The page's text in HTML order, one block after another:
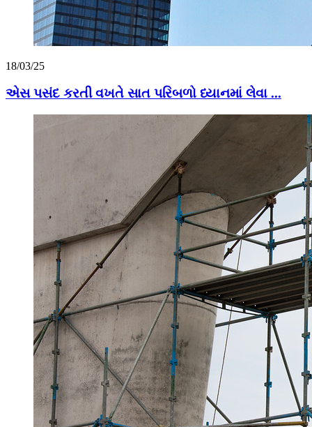
18/03/25
એસ પસંદ કરતી વખતે સાત પરિબળો ધ્યાનમાં લેવા ...